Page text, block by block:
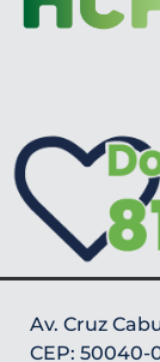
Av. Cruz
CEP: 50040-